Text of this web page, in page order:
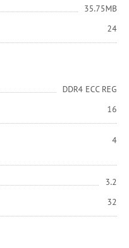
35.75MB
24
DDR4 ECC REG
16
4
3.2
32